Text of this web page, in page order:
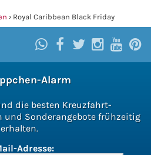
› Royal Caribbean Black Friday
Alarm
die besten Kreuzfahrt-
und Sonderangebote frühzeitig
erhalten.
Adresse: